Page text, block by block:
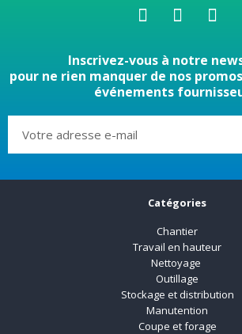
Inscrivez-vous à notre
pour ne rien manquer de nos
événements
Catégories
Chantier
Travail en hauteur
Nettoyage
Outillage
Stockage et distribution
Manutention
Coupe et forage